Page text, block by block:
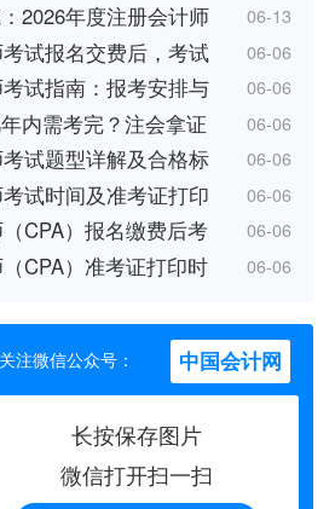
2026年度注册会计师 06-13
试报名交费后，考试 06-06
试指南：报考安排与 06-06
内需考完？注会拿证 06-06
试题型详解及合格标 06-06
试时间及准考证打印 06-06
CPA）报名缴费后考 06-06
CPA）准考证打印时 06-06
注微信公众号： 中国会计网
长按保存图片
微信打开扫一扫